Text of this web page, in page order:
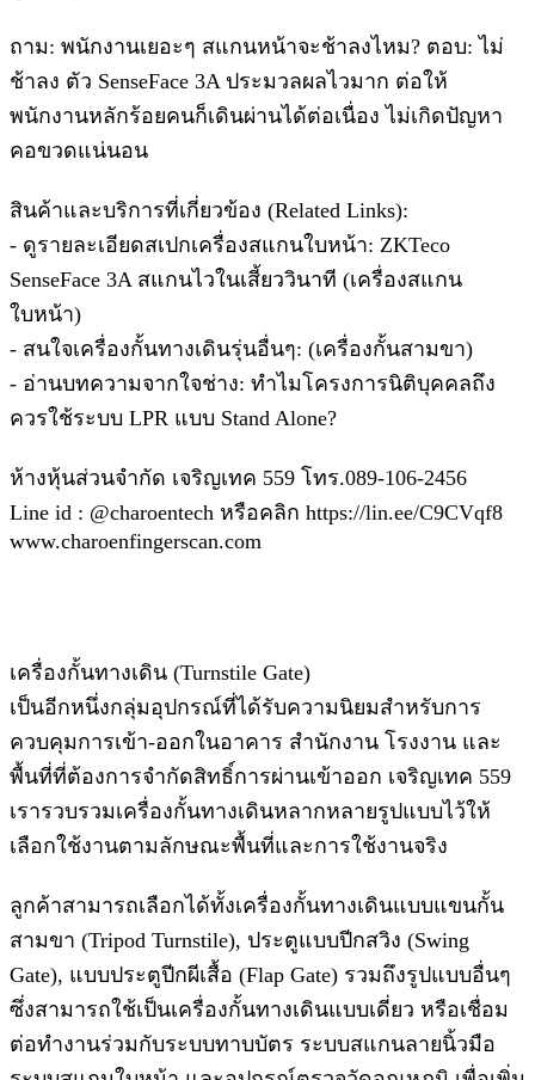
ถาม: พนักงานเยอะๆ สแกนหน้าจะช้าลงไหม? ตอบ: ไม่
ช้าลง ตัว SenseFace 3A ประมวลผลไวมาก ต่อให้
พนักงานหลักร้อยคนก็เดินผ่านได้ต่อเนื่อง ไม่เกิดปัญหา
คอขวดแน่นอน
สินค้าและบริการที่เกี่ยวข้อง (Related Links):
- ดูรายละเอียดสเปกเครื่องสแกนใบหน้า: ZKTeco
SenseFace 3A สแกนไวในเสี้ยววินาที (เครื่องสแกน
ใบหน้า)
- สนใจเครื่องกั้นทางเดินรุ่นอื่นๆ: (เครื่องกั้นสามขา)
- อ่านบทความจากใจช่าง: ทำไมโครงการนิติบุคคลถึง
ควรใช้ระบบ LPR แบบ Stand Alone?
ห้างหุ้นส่วนจำกัด เจริญเทค 559 โทร.089-106-2456
Line id : @charoentech หรือคลิก https://lin.ee/C9CVqf8
www.charoenfingerscan.com
เครื่องกั้นทางเดิน (Turnstile Gate)
เป็นอีกหนึ่งกลุ่มอุปกรณ์ที่ได้รับความนิยมสำหรับการ
ควบคุมการเข้า-ออกในอาคาร สำนักงาน โรงงาน และ
พื้นที่ที่ต้องการจำกัดสิทธิ์การผ่านเข้าออก เจริญเทค 559
เรารวบรวมเครื่องกั้นทางเดินหลากหลายรูปแบบไว้ให้
เลือกใช้งานตามลักษณะพื้นที่และการใช้งานจริง
ลูกค้าสามารถเลือกได้ทั้งเครื่องกั้นทางเดินแบบแขนกั้น
สามขา (Tripod Turnstile), ประตูแบบปีกสวิง (Swing
Gate), แบบประตูปีกผีเสื้อ (Flap Gate) รวมถึงรูปแบบอื่นๆ
ซึ่งสามารถใช้เป็นเครื่องกั้นทางเดินแบบเดี่ยว หรือเชื่อม
ต่อทำงานร่วมกับระบบทาบบัตร ระบบสแกนลายนิ้วมือ